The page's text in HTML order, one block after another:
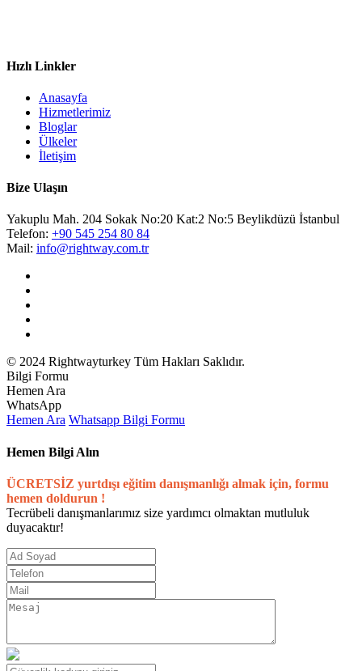
Hızlı Linkler
Anasayfa
Hizmetlerimiz
Bloglar
Ülkeler
İletişim
Bize Ulaşın
Yakuplu Mah. 204 Sokak No:20 Kat:2 No:5 Beylikdüzü İstanbul
Telefon: +90 545 254 80 84
Mail: info@rightway.com.tr
© 2024 Rightwayturkey Tüm Hakları Saklıdır.
Bilgi Formu
Hemen Ara
WhatsApp
Hemen Ara Whatsapp Bilgi Formu
Hemen Bilgi Alın
ÜCRETSİZ yurtdışı eğitim danışmanlığı almak için, formu
hemen doldurun !
Tecrübeli danışmanlarımız size yardımcı olmaktan mutluluk
duyacaktır!